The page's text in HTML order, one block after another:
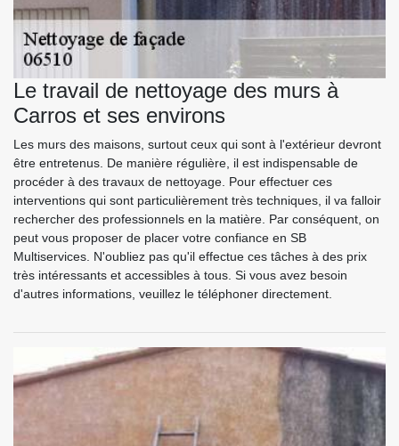
Le travail de nettoyage des murs à
Carros et ses environs
Les murs des maisons, surtout ceux qui sont à l'extérieur devront
être entretenus. De manière régulière, il est indispensable de
procéder à des travaux de nettoyage. Pour effectuer ces
interventions qui sont particulièrement très techniques, il va falloir
rechercher des professionnels en la matière. Par conséquent, on
peut vous proposer de placer votre confiance en SB
Multiservices. N'oubliez pas qu'il effectue ces tâches à des prix
très intéressants et accessibles à tous. Si vous avez besoin
d'autres informations, veuillez le téléphoner directement.